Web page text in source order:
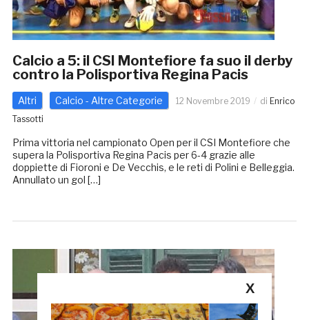
Calcio a 5: il CSI Montefiore fa suo il derby
contro la Polisportiva Regina Pacis
Altri Calcio - Altre Categorie 12 Novembre 2019 di Enrico
Tassotti
Prima vittoria nel campionato Open per il CSI Montefiore che
supera la Polisportiva Regina Pacis per 6-4 grazie alle
doppiette di Fioroni e De Vecchis, e le reti di Polini e Belleggia.
Annullato un gol […]
X